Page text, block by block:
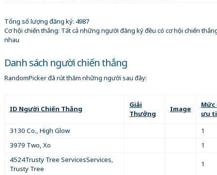
Tổng số lượng đăng ký: 4987
Cơ hội chiến thắng: Tất cả những người đăng ký đều có cơ hội chiến
nhau
Danh sách người chiến thắng
RandomPicker đã rút thăm những người sau đây:
ID Người Chiến Thắng
Giải
Thưởng
Image
Mức
ưu
3130 Co., High Glow
1
3979 Two, Xo
1
4524Trusty Tree ServicesServices,
Trusty Tree
1